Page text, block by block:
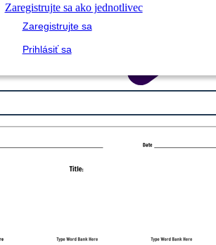
Zaregistrujte sa ako jednotlivec
Zaregistrujte sa
Prihlásiť sa